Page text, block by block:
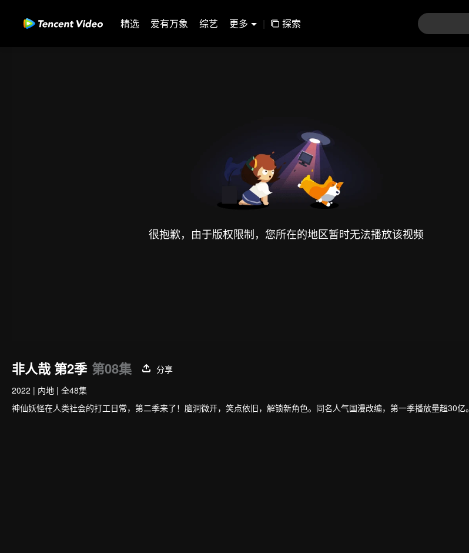
精选 爱有万象 综艺 更多 | 探索
很抱歉，由于版权限制，您所在的地区暂时无法播放该视频
非人哉 第2季 第08集
分享
2022 | 内地 | 全48集
神仙妖怪在人类社会的打工日常，第二季来了！脑洞微开，笑点依旧，解锁新角色。同名人气国漫改编，第一季播放量超30亿。